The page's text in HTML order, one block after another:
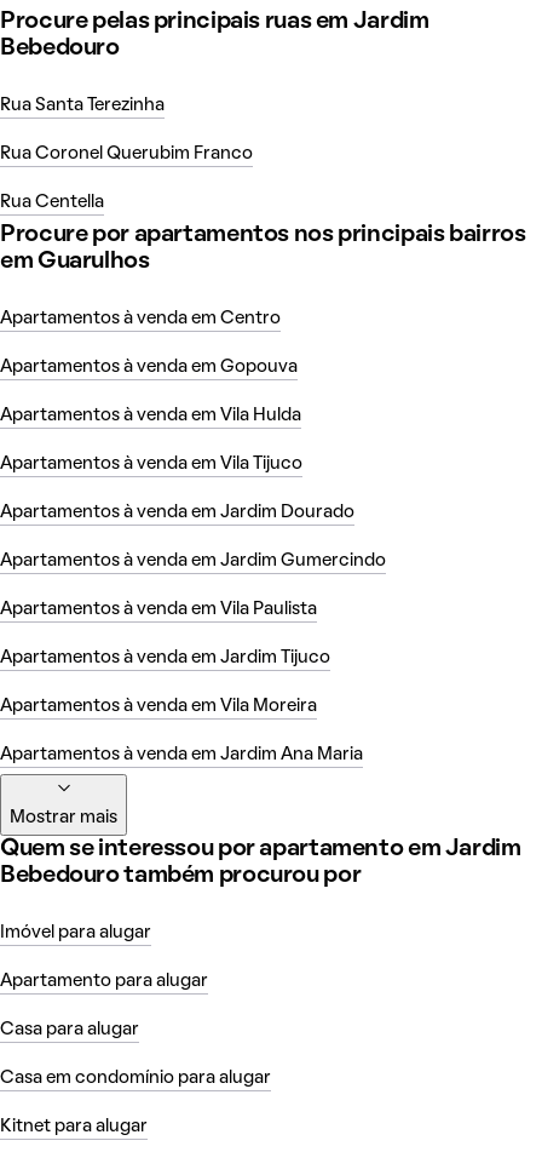
Procure pelas principais ruas em Jardim
Bebedouro
Rua Santa Terezinha
Rua Coronel Querubim Franco
Rua Centella
Procure por apartamentos nos principais bairros
em Guarulhos
Apartamentos à venda em Centro
Apartamentos à venda em Gopouva
Apartamentos à venda em Vila Hulda
Apartamentos à venda em Vila Tijuco
Apartamentos à venda em Jardim Dourado
Apartamentos à venda em Jardim Gumercindo
Apartamentos à venda em Vila Paulista
Apartamentos à venda em Jardim Tijuco
Apartamentos à venda em Vila Moreira
Apartamentos à venda em Jardim Ana Maria
Mostrar mais
Quem se interessou por apartamento em Jardim
Bebedouro também procurou por
Imóvel para alugar
Apartamento para alugar
Casa para alugar
Casa em condomínio para alugar
Kitnet para alugar